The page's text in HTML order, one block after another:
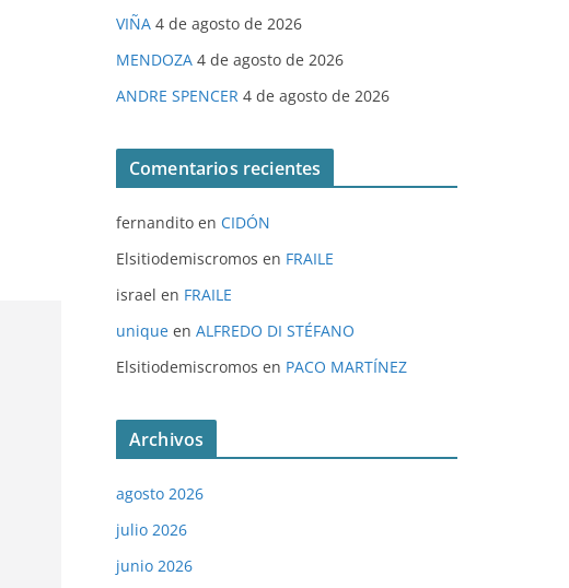
VIÑA 4 de agosto de 2026
MENDOZA 4 de agosto de 2026
ANDRE SPENCER 4 de agosto de 2026
Comentarios recientes
fernandito en CIDÓN
Elsitiodemiscromos en FRAILE
israel en FRAILE
unique en ALFREDO DI STÉFANO
Elsitiodemiscromos en PACO MARTÍNEZ
Archivos
agosto 2026
julio 2026
junio 2026